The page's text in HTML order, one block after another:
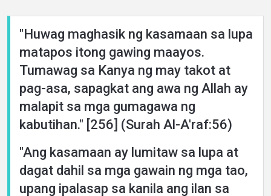
"Huwag maghasik ng kasamaan sa lupa
matapos itong gawing maayos.
Tumawag sa Kanya ng may takot at
pag-asa, sapagkat ang awa ng Allah ay
malapit sa mga gumagawa ng
kabutihan." [256] (Surah Al-A'raf:56)
"Ang kasamaan ay lumitaw sa lupa at
dagat dahil sa mga gawain ng mga tao,
upang ipalasap sa kanila ang ilan sa